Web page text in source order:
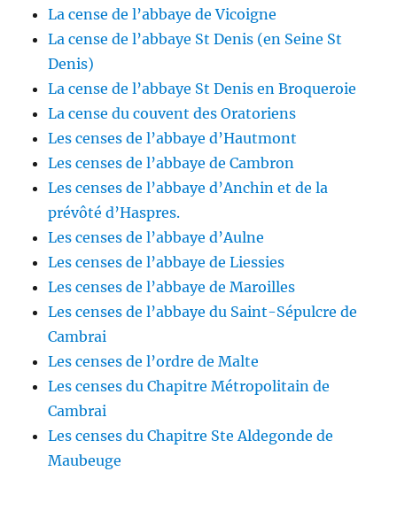
La cense de l’abbaye de Vicoigne
La cense de l’abbaye St Denis (en Seine St
Denis)
La cense de l’abbaye St Denis en Broqueroie
La cense du couvent des Oratoriens
Les censes de l’abbaye d’Hautmont
Les censes de l’abbaye de Cambron
Les censes de l’abbaye d’Anchin et de la
prévôté d’Haspres.
Les censes de l’abbaye d’Aulne
Les censes de l’abbaye de Liessies
Les censes de l’abbaye de Maroilles
Les censes de l’abbaye du Saint-Sépulcre de
Cambrai
Les censes de l’ordre de Malte
Les censes du Chapitre Métropolitain de
Cambrai
Les censes du Chapitre Ste Aldegonde de
Maubeuge